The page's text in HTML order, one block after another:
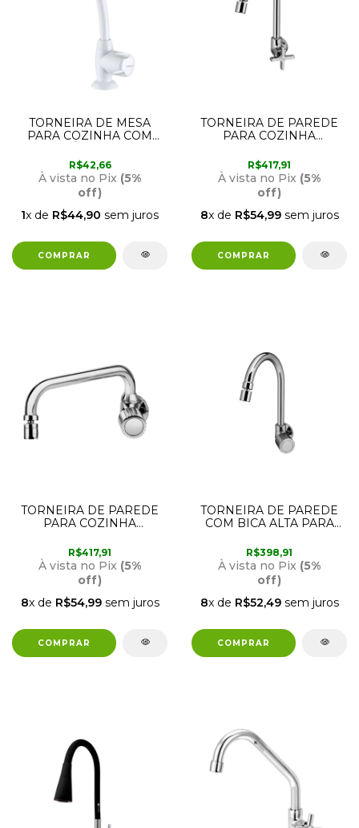
TORNEIRA DE MESA
PARA COZINHA COM
LORENZETTI
R$42,66
À vista no Pix (5%
off)
1x de R$44,90 sem juros
TORNEIRA DE PAREDE
PARA COZINHA
INVICTA DOCOL
R$417,91
À vista no Pix (5%
off)
8x de R$54,99sem juros
TORNEIRA DE PAREDE
PARA COZINHA
BELLA DOCOL
R$417,91
À vista no Pix (5%
off)
8x de R$54,99sem juros
TORNEIRA DE PAREDE
COM BICA ALTA PARA
DOCOL
R$398,91
À vista no Pix (5%
off)
8x de R$52,49sem juros